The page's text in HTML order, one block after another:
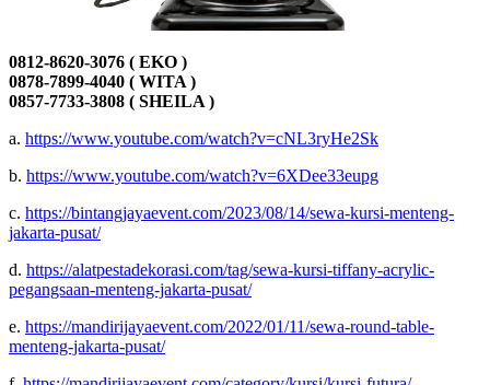
0812-8620-3076 ( EKO )
0878-7899-4040 ( WITA )
0857-7733-3808 ( SHEILA )
a. https://www.youtube.com/watch?v=cNL3ryHe2Sk
b. https://www.youtube.com/watch?v=6XDee33eupg
c. https://bintangjayaevent.com/2023/08/14/sewa-kursi-menteng-
jakarta-pusat/
d. https://alatpestadekorasi.com/tag/sewa-kursi-tiffany-acrylic-
pegangsaan-menteng-jakarta-pusat/
e. https://mandirijayaevent.com/2022/01/11/sewa-round-table-
menteng-jakarta-pusat/